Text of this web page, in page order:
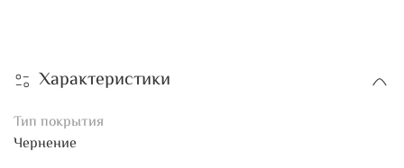
Характеристики
Тип покрытия
Чернение